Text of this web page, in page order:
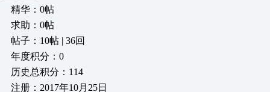
精华：0帖
求助：0帖
帖子：10帖 | 36回
年度积分：0
历史总积分：114
注册：2017年10月25日